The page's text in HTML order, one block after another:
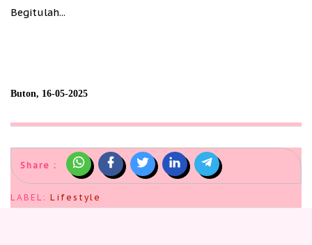
Begitulah...
Buton, 16-05-2025
Share :
LABEL: Lifestyle